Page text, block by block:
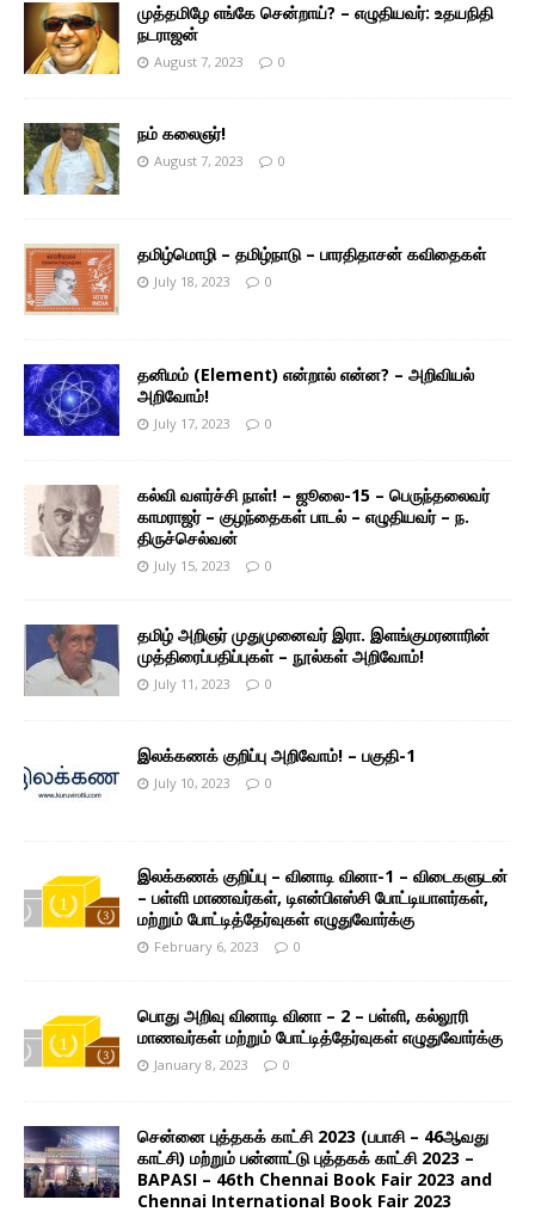
முத்தமிழே எங்கே சென்றாய்? – எழுதியவர்: உதயநிதி
நடராஜன்
August 7, 2023 0
நம் கலைஞர்!
August 7, 2023 0
தமிழ்மொழி – தமிழ்நாடு – பாரதிதாசன் கவிதைகள்
July 18, 2023 0
தனிமம் (Element) என்றால் என்ன? – அறிவியல்
அறிவோம்!
July 17, 2023 0
கல்வி வளர்ச்சி நாள்! – ஜூலை-15 – பெருந்தலைவர்
காமராஜர் – குழந்தைகள் பாடல் – எழுதியவர் – ந.
திருச்செல்வன்
July 15, 2023 0
தமிழ் அறிஞர் முதுமுனைவர் இரா. இளங்குமரனாரின்
முத்திரைப்பதிப்புகள் – நூல்கள் அறிவோம்!
July 11, 2023 0
இலக்கணக் குறிப்பு அறிவோம்! – பகுதி-1
July 10, 2023 0
இலக்கணக் குறிப்பு – வினாடி வினா-1 – விடைகளுடன்
– பள்ளி மாணவர்கள், டிஎன்பிஎஸ்சி போட்டியாளர்கள்,
மற்றும் போட்டித்தேர்வுகள் எழுதுவோர்க்கு
February 6, 2023 0
பொது அறிவு வினாடி வினா – 2 – பள்ளி, கல்லூரி
மாணவர்கள் மற்றும் போட்டித்தேர்வுகள் எழுதுவோர்க்கு
January 8, 2023 0
சென்னை புத்தகக் காட்சி 2023 (பபாசி – 46ஆவது
காட்சி) மற்றும் பன்னாட்டு புத்தகக் காட்சி 2023 –
BAPASI – 46th Chennai Book Fair 2023 and
Chennai International Book Fair 2023